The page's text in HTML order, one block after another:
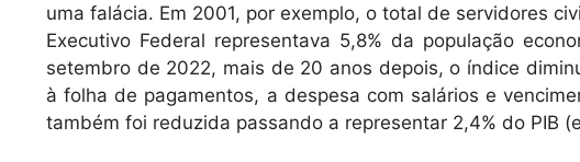
uma falácia. Em 2001, por exemplo, o total de servidores
Executivo Federal representava 5,8% da população
setembro de 2022, mais de 20 anos depois, o índice
à folha de pagamentos, a despesa com salários e
também foi reduzida passando a representar 2,4% do PIB